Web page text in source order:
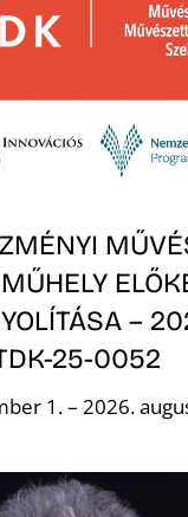
–
25-0052
1. – 2026.